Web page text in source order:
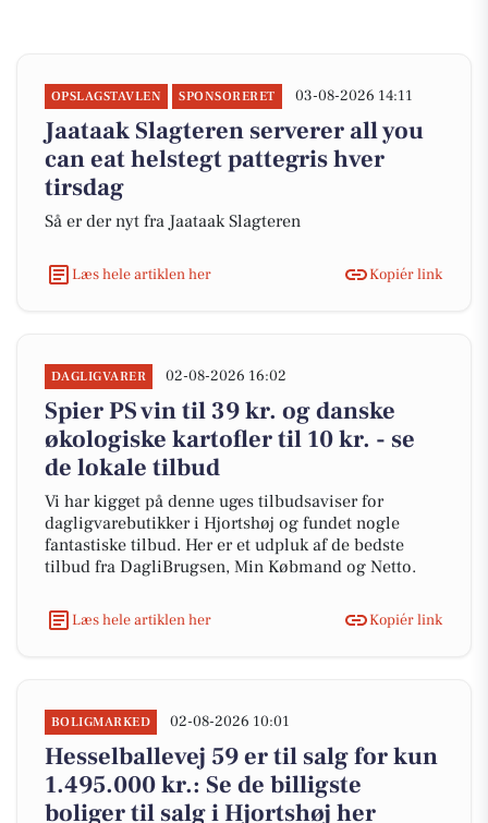
OPSLAGSTAVLEN SPONSORERET 03-08-2026 14:11
Jaataak Slagteren serverer all you
can eat helstegt pattegris hver
tirsdag
Så er der nyt fra Jaataak Slagteren
Læs hele artiklen her Kopiér link
DAGLIGVARER 02-08-2026 16:02
Spier PS vin til 39 kr. og danske
økologiske kartofler til 10 kr. - se
de lokale tilbud
Vi har kigget på denne uges tilbudsaviser for
dagligvarebutikker i Hjortshøj og fundet nogle
fantastiske tilbud. Her er et udpluk af de bedste
tilbud fra DagliBrugsen, Min Købmand og Netto.
Læs hele artiklen her Kopiér link
BOLIGMARKED 02-08-2026 10:01
Hesselballevej 59 er til salg for kun
1.495.000 kr.: Se de billigste
boliger til salg i Hjortshøj her